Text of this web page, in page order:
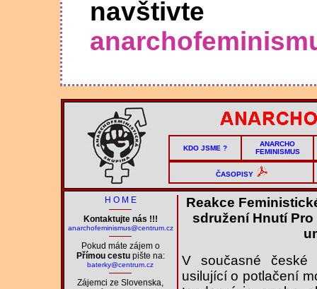
navštivte
KDO JSME ?
ANARCHO
FEMINISMUS
ČASOPISY
H O M E
Kontaktujte nás !!!
anarchofeminismus@centrum.cz
Pokud máte zájem o
Přímou cestupište na:
baterky@centrum.cz
Zájemci ze Slovenska,
Reakce
sdružení Hnutí
V současné české
usilující o potlačení